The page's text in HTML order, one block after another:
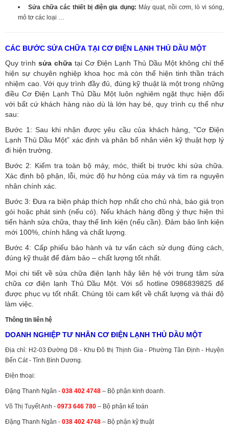
Sửa chữa các thiết bị điện gia dụng: Máy quạt, nồi cơm, lò vi sóng,
mô tơ các loại …
CÁC BƯỚC SỬA CHỮA TẠI CƠ ĐIỆN LẠNH THỦ DẦU MỘT
Quy trình sửa chữa tại Cơ Điện Lạnh Thủ Dầu Một không chỉ thể
hiện sự chuyên nghiệp khoa học mà còn thể hiện tinh thần trách
nhiệm cao. Với quy trình đầy đủ, đúng kỹ thuật là một trong những
điều Cơ Điện Lạnh Thủ Dầu Một luôn nghiêm ngặt thực hiện đối
với bất cứ khách hàng nào dù là lớn hay bé, quy trình cụ thể như
sau:
Bước 1: Sau khi nhận được yêu cầu của khách hàng, "Cơ Điện
Lạnh Thủ Dầu Một” xác định và phân bổ nhân viên kỹ thuật hợp lý
đi hiện trường.
Bước 2: Kiểm tra toàn bộ máy, móc, thiết bị trước khi sửa chữa.
Xác định bộ phận, lỗi, mức độ hư hỏng của máy và tìm ra nguyên
nhân chính xác.
Bước 3: Đưa ra biện pháp thích hợp nhất cho chủ nhà, báo giá trọn
gói hoặc phát sinh (nếu có). Nếu khách hàng đồng ý thực hiện thì
tiến hành sửa chữa, thay thế linh kiện (nếu cần). Đảm bảo linh kiện
mới 100%, chính hãng và chất lượng.
Bước 4: Cấp phiếu bảo hành và tư vấn cách sử dụng đúng cách,
đúng kỹ thuật để đảm bảo – chất lượng tốt nhất.
Mọi chi tiết về sửa chữa điện lạnh hãy liên hệ với trung tâm sửa
chữa cơ điện lạnh Thủ Dầu Một. Với số hotline 0986839825 để
được phục vụ tốt nhất. Chúng tôi cam kết về chất lượng và thái độ
làm việc.
Thông tin liên hệ
DOANH NGHIỆP TƯ NHÂN CƠ ĐIỆN LẠNH THỦ DẦU MỘT
Địa chỉ: H2-03 Đường D8 - Khu Đô thị Thịnh Gia - Phường Tân Định - Huyện
Bến Cát - Tỉnh Bình Dương.
Điện thoại:
Đặng Thanh Ngân - 038 402 4748 – Bộ phận kinh doanh.
Võ Thị Tuyết Anh - 0973 646 780 – Bộ phận kế toán
Đặng Thanh Ngân - 038 402 4748 – Bộ phận kỹ thuật